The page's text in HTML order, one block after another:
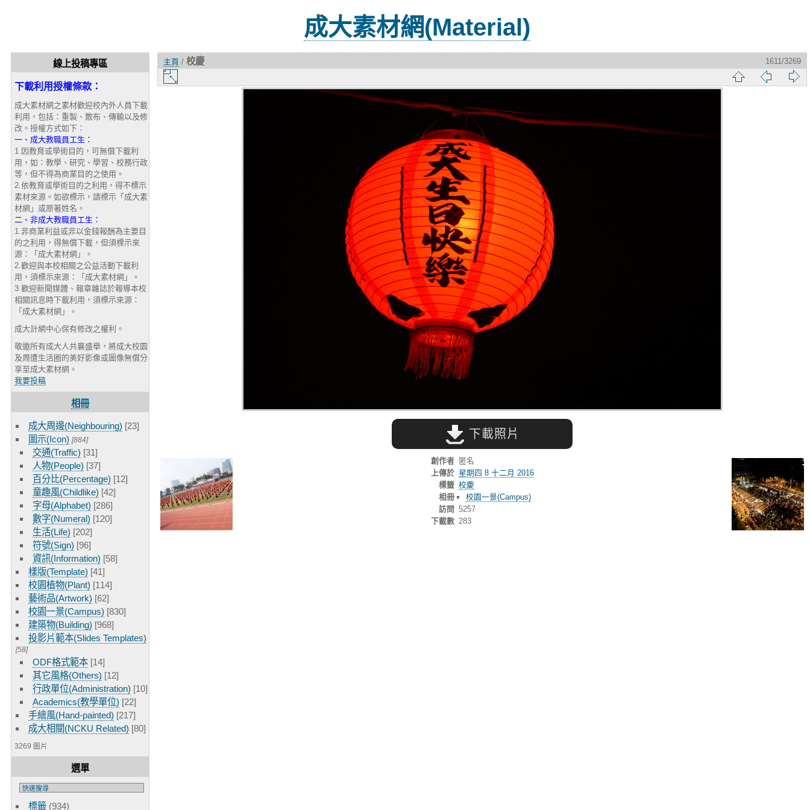
成大素材網(Material)
線上投稿專區
下載利用授權條款：
成大素材網之素材歡迎校內外人員下載
利用，包括：重製、散布、傳輸以及修
改。授權方式如下：
一、成大教職員工生：
1.因教育或學術目的，可無償下載利
用，如：教學、研究、學習、校務行政
等，但不得為商業目的之使用。
2.依教育或學術目的之利用，得不標示
素材來源。如欲標示，請標示「成大素
材網」或原著姓名。
二、非成大教職員工生：
1.非商業利益或非以金錢報酬為主要目
的之利用，得無償下載，但須標示來
源：「成大素材網」。
2.歡迎與本校相關之公益活動下載利
用，須標示來源：「成大素材網」。
3.歡迎新聞媒體、報章雜誌於報導本校
相關訊息時下載利用，須標示來源：
「成大素材網」。
成大計網中心保有修改之權利。
敬邀所有成大人共襄盛舉，將成大校園
及周遭生活圈的美好影像或圖像無償分
享至成大素材網。
我要投稿
相冊
成大周邊(Neighbouring) [23]
圖示(Icon) [884]
交通(Traffic) [31]
人物(People) [37]
百分比(Percentage) [12]
童趣風(Childlike) [42]
字母(Alphabet) [286]
數字(Numeral) [120]
生活(Life) [202]
符號(Sign) [96]
資訊(Information) [58]
樣版(Template) [41]
校園植物(Plant) [114]
藝術品(Artwork) [62]
校園一景(Campus) [830]
建築物(Building) [968]
投影片範本(Slides Templates)
[58]
ODF格式範本 [14]
其它風格(Others) [12]
行政單位(Administration) [10]
Academics(教學單位) [22]
手繪風(Hand-painted) [217]
成大相關(NCKU Related) [80]
3269 圖片
選單
標籤 (934)
主頁 / 校慶
1611/3269
略
頁
一
片
下載照片
創作者 匿名
上傳於 星期四 8 十二月 2016
標籤 校慶
相冊
校園一景(Campus)
訪問 5257
下載數 283